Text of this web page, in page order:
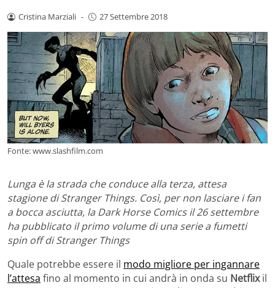
Cristina Marziali - 27 Settembre 2018
Fonte: www.slashfilm.com
Lunga è la strada che conduce alla terza, attesa
stagione di Stranger Things. Così, per non lasciare i fan
a bocca asciutta, la Dark Horse Comics il 26 settembre
ha pubblicato il primo volume di una serie a fumetti
spin off di Stranger Things
Quale potrebbe essere il modo migliore per ingannare
l’attesa fino al momento in cui andrà in onda su Netflixil